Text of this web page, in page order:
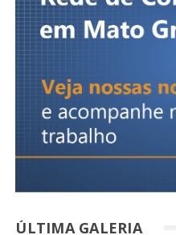
ÚLTIMA GALERIA